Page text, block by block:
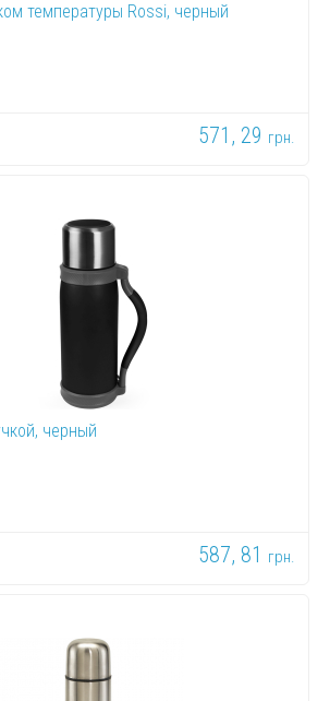
температуры Rossi, черный
571, 29 грн.
черный
587, 81 грн.